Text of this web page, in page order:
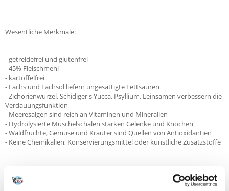
Wesentliche Merkmale:
- getreidefrei und glutenfrei
- 45% Fleischmehl
- kartoffelfrei
- Lachs und Lachsöl liefern ungesättigte Fettsäuren
- Zichorienwurzel, Schidiger's Yucca, Psyllium, Leinsamen verbessern die
Verdauungsfunktion
- Meeresalgen sind reich an Vitaminen und Mineralien
- Hydrolysierte Muschelschalen stärken Gelenke und Knochen
- Waldfrüchte, Gemüse und Kräuter sind Quellen von Antioxidantien
- Keine Chemikalien, Konservierungsmittel oder künstliche Zusatzstoffe
Zusammensetzung: